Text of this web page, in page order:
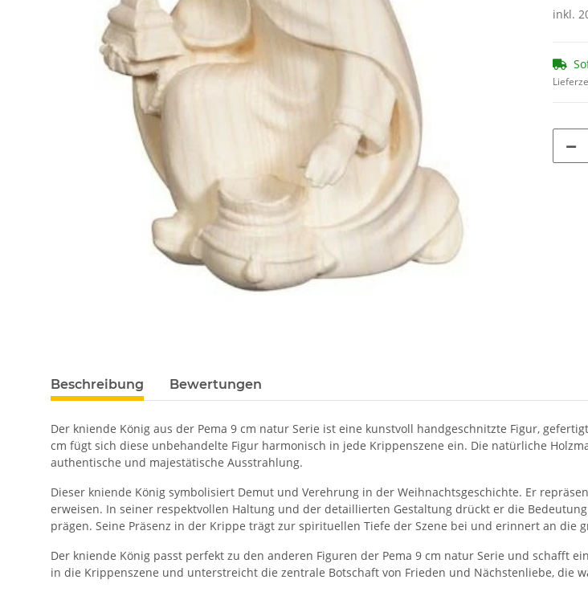
inkl.
Beschreibung Bewertungen
Der kniende König aus der Pema 9 cm natur Serie ist eine kunstvoll handgeschnitzte Figur,
cm fügt sich diese unbehandelte Figur harmonisch in jede Krippenszene ein. Die natürliche
authentische und majestätische Ausstrahlung.
Dieser kniende König symbolisiert Demut und Verehrung in der Weihnachtsgeschichte. Er
erweisen. In seiner respektvollen Haltung und der detaillierten Gestaltung drückt er die
prägen. Seine Präsenz in der Krippe trägt zur spirituellen Tiefe der Szene bei und erinnert an die
Der kniende König passt perfekt zu den anderen Figuren der Pema 9 cm natur Serie und schafft
in die Krippenszene und unterstreicht die zentrale Botschaft von Frieden und Nächstenliebe, die